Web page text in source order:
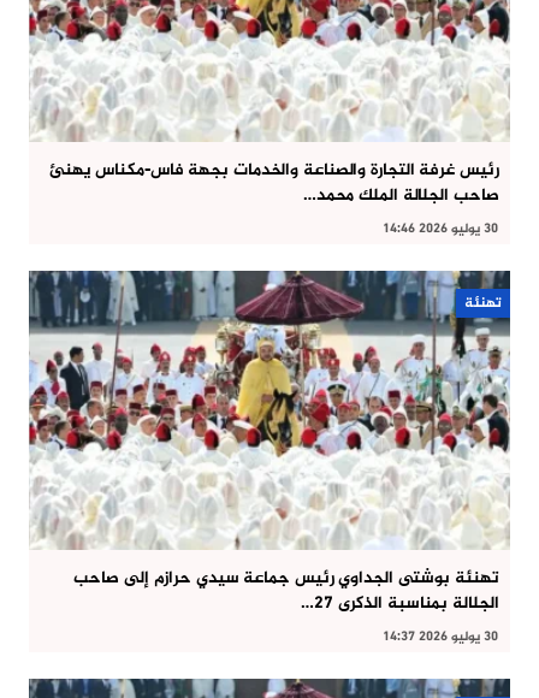
رئيس غرفة التجارة والصناعة والخدمات بجهة فاس-مكناس يهنئ
صاحب الجلالة الملك محمد…
30 يوليو 2026 14:46
تهنئة
تهنئة بوشتى الجداوي رئيس جماعة سيدي حرازم إلى صاحب
الجلالة بمناسبة الذكرى 27…
30 يوليو 2026 14:37